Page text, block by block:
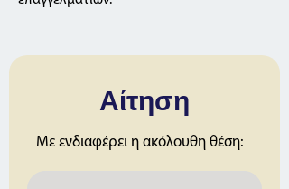
Αίτηση
Με ενδιαφέρει η ακόλουθη θέση: